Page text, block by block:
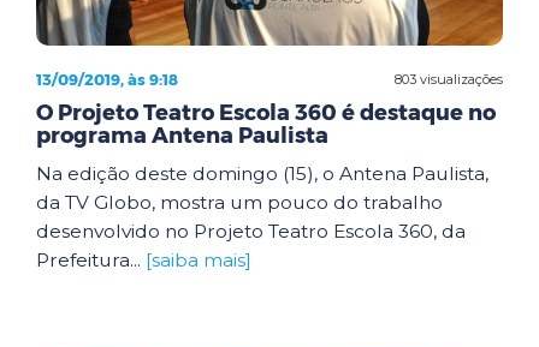
803 visualizações
13/09/2019, às 9:18
O Projeto Teatro Escola 360 é destaque no
programa Antena Paulista
Na edição deste domingo (15), o Antena Paulista,
da TV Globo, mostra um pouco do trabalho
desenvolvido no Projeto Teatro Escola 360, da
Prefeitura... [saiba mais]